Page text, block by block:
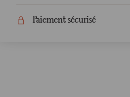
Paiement sécurisé